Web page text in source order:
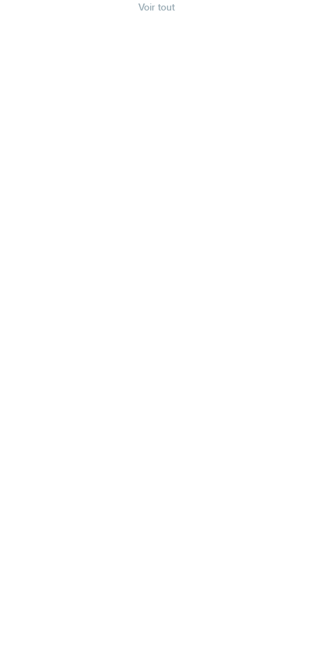
Voir tout